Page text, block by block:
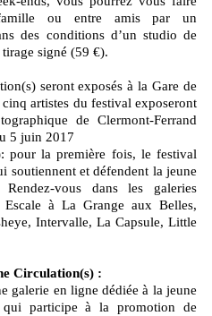
ou entre amis par un
des conditions d’un studio de
signé (59 €).
seront exposés à la Gare de
artistes du festival exposeront
de Clermont-Ferrand
5 juin 2017
pour la première fois, le festival
soutiennent et défendent la jeune
Rendez-vous dans les galeries
à La Grange aux Belles,
Intervalle, La Capsule, Little
Circulation(s) :
galerie en ligne dédiée à la jeune
qui participe à la promotion de